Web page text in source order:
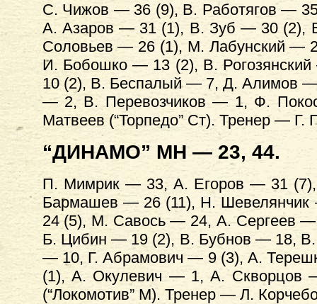
С. Чижов — 36 (9), В. Работягов —
А. Азаров — 31 (1), В. Зуб — 30 (2),
Соловьев — 26 (1), М. Лабунский —
И. Бобошко — 13 (2), В.
10 (2), В. Беспалый — 7, Д. Алимов
— 2, В. Перевозчиков — 1, Ф.
Матвеев (“Торпедо” Ст). Тренер — Г.
“ДИНАМО” МН — 23, 44.
П. Мимрик — 33, А. Егоров — 31
Бармашев — 26 (11), Н.
24 (5), М. Савось — 24, А. Сергеев
Б. Цибин — 19 (2), В. Бубнов — 18,
— 10, Г. Абрамович — 9 (3), А.
(1), А. Окулевич — 1, А. Скворцов
(“Локомотив” М). Тренер — Л.